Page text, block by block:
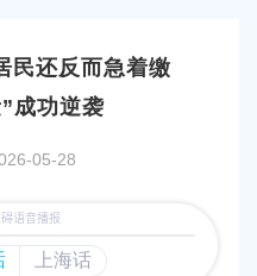
民还反而急着缴
成功逆袭
05-28